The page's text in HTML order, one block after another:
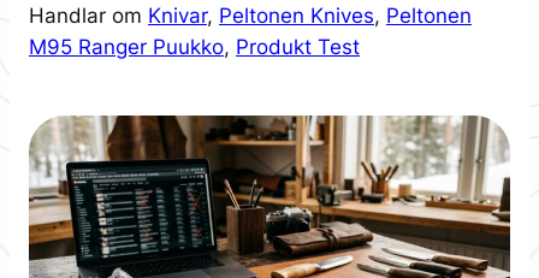
Handlar om Knivar, Peltonen Knives, Peltonen
M95 Ranger Puukko, Produkt Test